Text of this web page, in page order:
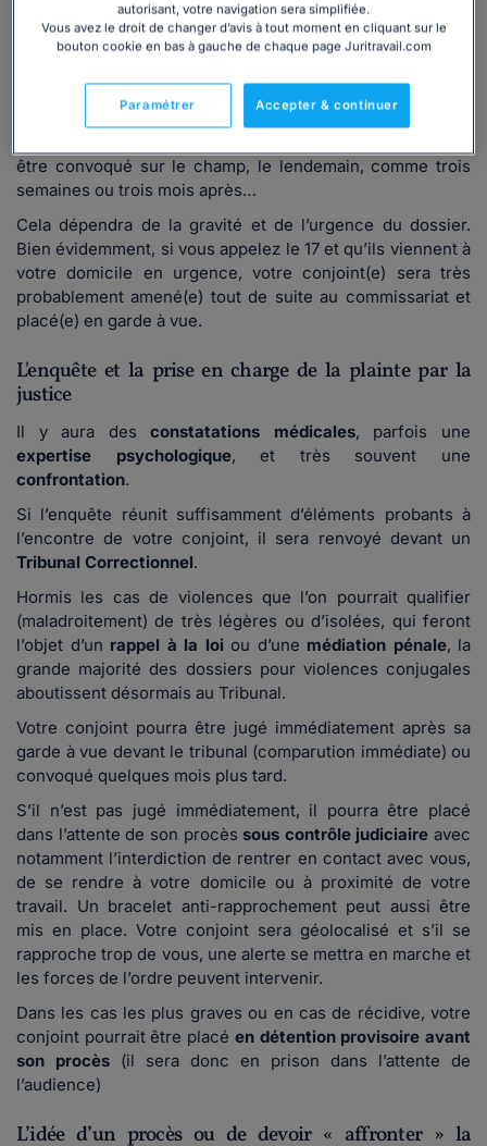
décision, votre conjoint va êtreconvoqué par le
commissariat ou la gendarmeriepour être entendu, en
audition libre ou alors sera placé en garde à vue (pour 48H
maximum).
Il faut savoir, pour être transparent, que les enquêtes sont
être convoqué sur le champ, le lendemain, comme trois
semaines ou trois mois après…
Cela dépendra de la gravité et de l’urgence du dossier.
Bien évidemment, si vous appelez le 17 et qu’ils viennent à
votre domicile en urgence, votre conjoint(e) sera très
probablement amené(e) tout de suite au commissariat et
placé(e) en garde à vue.
L'enquête et la prise en charge de la plainte par la
justice
Il y aura desconstatations médicales, parfois une
expertise psychologique, et très souvent une
confrontation.
Si l’enquête réunit suffisamment d’éléments probants à
l’encontre de votre conjoint, il sera renvoyé devant un
Tribunal Correctionnel.
Hormis les cas de violences que l’on pourrait qualifier
(maladroitement) de très légères ou d’isolées, qui feront
l’objet d’un rappel à la loi ou d’une médiation pénale, la
grande majorité des dossiers pour violences conjugales
aboutissent désormais au Tribunal.
Votre conjoint pourra être jugé immédiatement après sa
garde à vue devant le tribunal (comparution immédiate) ou
convoqué quelques mois plus tard.
S’il n’est pas jugé immédiatement, il pourra être placé
dans l’attente de son procès sous contrôle judiciaire avec
notamment l’interdiction de rentrer en contact avec vous,
de se rendre à votre domicile ou à proximité de votre
travail. Un bracelet anti-rapprochement peut aussi être
mis en place. Votre conjoint sera géolocalisé et s’il se
rapproche trop de vous, une alerte se mettra en marche et
les forces de l’ordre peuvent intervenir.
Dans les cas les plus graves ou en cas de récidive, votre
conjoint pourrait être placé en détention provisoire avant
son procès (il sera donc en prison dans l’attente de
l’audience)
L’idée d’un procès ou de devoir « affronter » la
autorisant, votre navigation sera simplifiée.
Vous avez le droit de changer d’avis à tout moment en cliquant sur le
bouton cookie en bas à gauche de chaque page Juritravail.com
Accepter & continuer
Paramétrer